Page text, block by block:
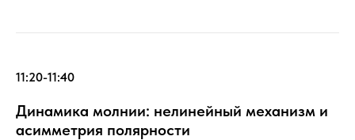
11:20-11:40
Динамика молнии: нелинейный механизм и
асимметрия полярности